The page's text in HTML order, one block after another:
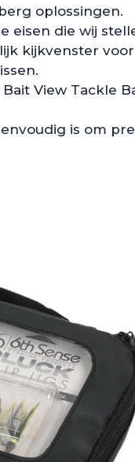
oplossingen.
eisen die wij
kijkvenster
View Tackle
is om